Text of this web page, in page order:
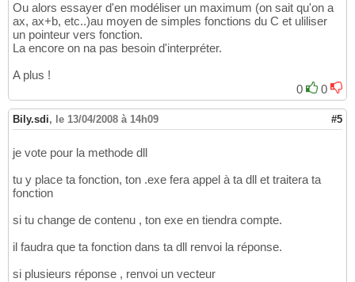
Ou alors essayer d'en modéliser un maximum (on sait qu'on a
ax, ax+b, etc..)au moyen de simples fonctions du C et uliliser
un pointeur vers fonction.
La encore on na pas besoin d'interpréter.
A plus !
0
0
Bily.sdi, le 13/04/2008 à 14h09 #5
je vote pour la methode dll
tu y place ta fonction, ton .exe fera appel à ta dll et traitera ta
fonction
si tu change de contenu , ton exe en tiendra compte.
il faudra que ta fonction dans ta dll renvoi la réponse.
si plusieurs réponse , renvoi un vecteur